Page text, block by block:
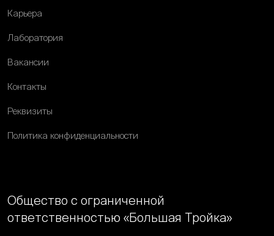
Карьера
Лаборатория
Вакансии
Контакты
Реквизиты
Политика конфиденциальности
Общество с ограниченной
ответственностью «Большая Тройка»